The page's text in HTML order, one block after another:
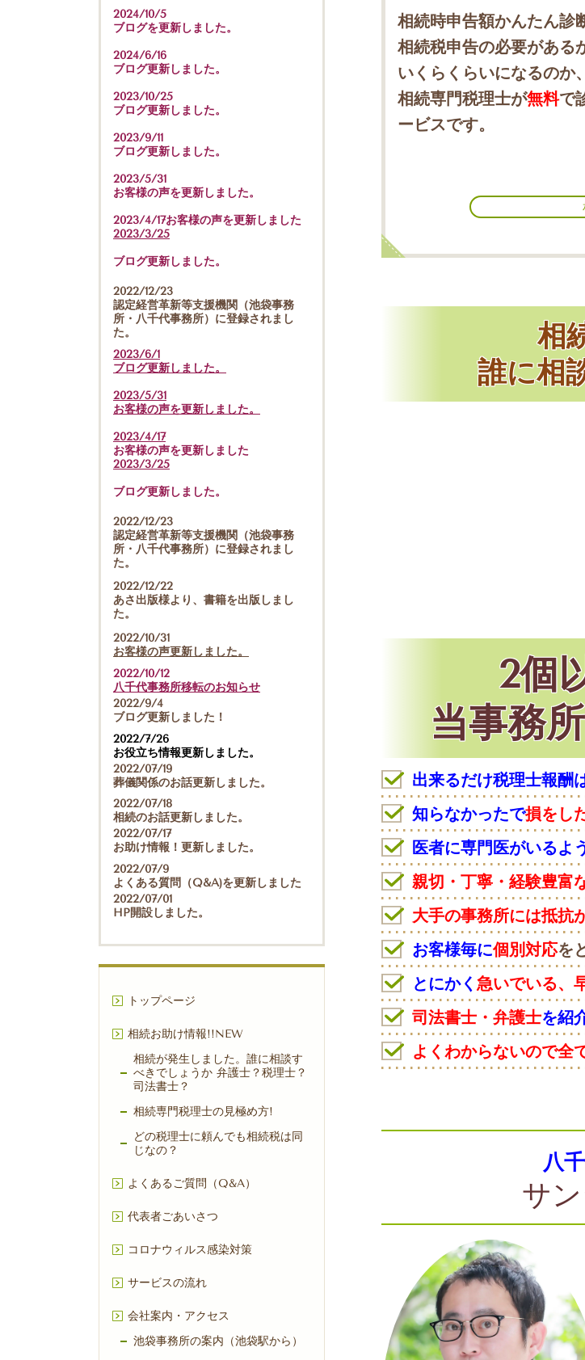
相続時申告額かんたん診
相続税申告の必要がある
いくらくらいになるのか
相続専門税理士が無料で
ービスです。
相
誰に相
2個
当事務
出来るだけ税理士報酬
知らなかったで損をし
医者に専門医がいるよ
親切・丁寧・経験豊富
大手の事務所には抵抗
お客様毎に個別対応を
とにかく 急いでいる、
司法書士・弁護士を紹
よくわからないので全
八
サ
2024/10/5
ブログを更新しました。
2024/6/16
ブログ更新しました。
2023/10/25
ブログ更新しました。
2023/9/11
ブログ更新しました。
2023/5/31
お客様の声を更新しました。
2023/4/17お客様の声を更新しました
2023/3/25
ブログ更新しました。
2022/12/23
認定経営革新等支援機関（池袋事務
所・八千代事務所）に登録されまし
た。
2023/6/1
ブログ更新しました。
2023/5/31
お客様の声を更新しました。
2023/4/17
お客様の声を更新しました
2023/3/25
ブログ更新しました。
2022/12/23
認定経営革新等支援機関（池袋事務
所・八千代事務所）に登録されまし
た。
2022/12/22
あさ出版様より、書籍を出版しまし
た。
2022/10/31
お客様の声更新しました。
2022/10/12
八千代事務所移転のお知らせ
2022/9/4
ブログ更新しました！
2022/7/26
お役立ち情報更新しました。
2022/07/19
葬儀関係のお話更新しました。
2022/07/18
相続のお話更新しました。
2022/07/17
お助け情報！更新しました。
2022/07/9
よくある質問（Q&A)を更新しました
2022/07/01
HP開設しました。
トップページ
相続お助け情報!!NEW
相続が発生しました。誰に相談す
べきでしょうか 弁護士？税理士？
司法書士？​
相続専門税理士の見極め方!
どの税理士に頼んでも相続税は同
じなの？
よくあるご質問（Q&A）
代表者ごあいさつ
コロナウィルス感染対策
サービスの流れ
会社案内・アクセス
池袋事務所の案内（池袋駅から）